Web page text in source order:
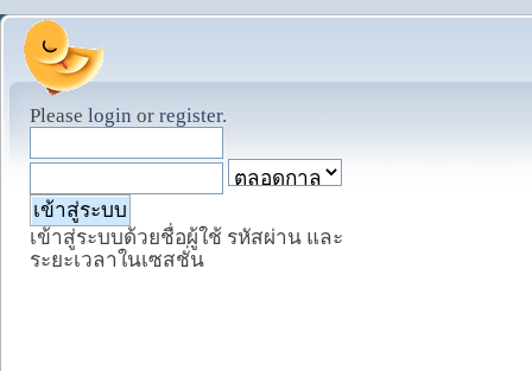
Please login or register.
เข้าสู่ระบบด้วยชื่อผู้ใช้ รหัสผ่าน และ
ระยะเวลาในเซสชั่น